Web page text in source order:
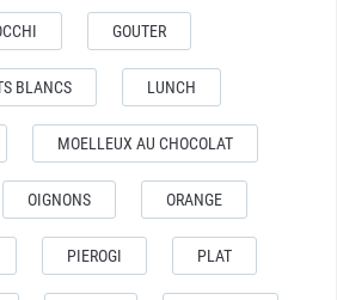
GOUTER
BLANCS LUNCH
MOELLEUX AU CHOCOLAT
OIGNONS ORANGE
PIEROGI PLAT